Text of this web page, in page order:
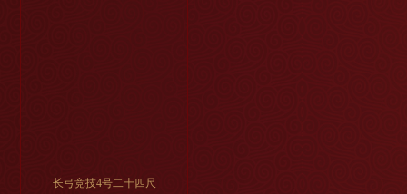
长弓竞技4号二十四尺